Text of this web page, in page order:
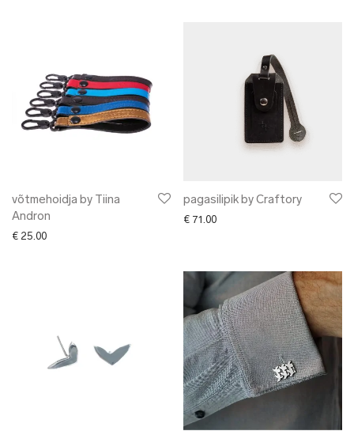
võtmehoidja by Tiina
Andron
€ 25.00
pagasilipik by Craftory
€ 71.00